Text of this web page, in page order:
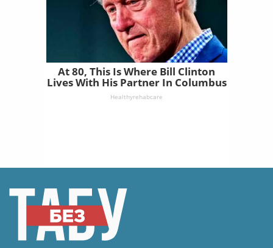
At 80, This Is Where Bill Clinton
Lives With His Partner In Columbus
Healthyrehabcare